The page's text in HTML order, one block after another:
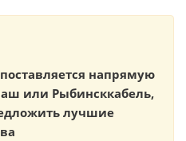
поставляется напрямую
или Рыбинсккабель,
лучшие